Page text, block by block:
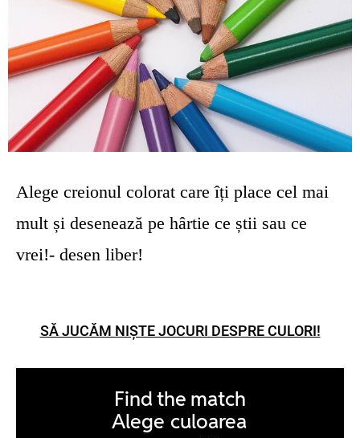
Alege creionul colorat care îți place cel mai
mult și desenează pe hârtie ce știi sau ce
vrei!- desen liber!
SĂ JUCĂM NIȘTE JOCURI DESPRE CULORI!